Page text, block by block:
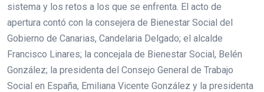
sistema y los retos a los que se enfrenta. El acto de
apertura contó con la consejera de Bienestar Social del
Gobierno de Canarias, Candelaria Delgado; el alcalde
Francisco Linares; la concejala de Bienestar Social, Belén
González; la presidenta del Consejo General de Trabajo
Social en España, Emiliana Vicente González y la presidenta